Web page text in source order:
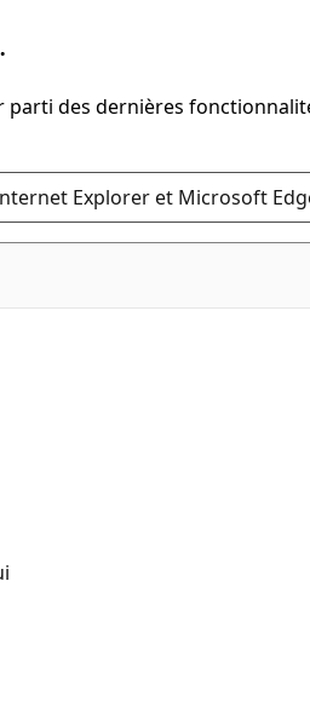
des dernières
Explorer et Microsoft